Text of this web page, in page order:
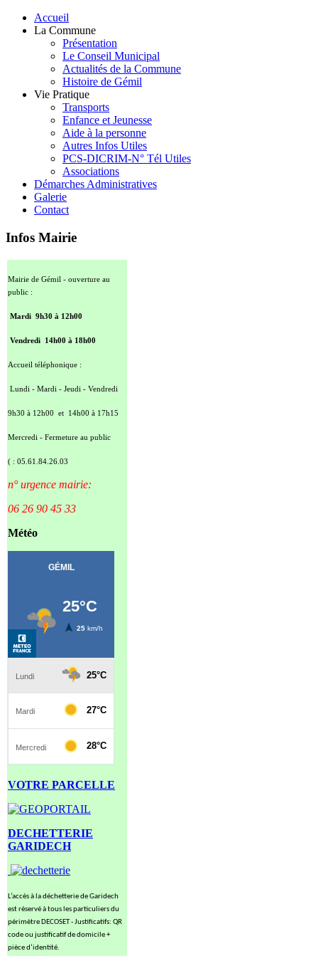
Accueil
La Commune
Présentation
Le Conseil Municipal
Actualités de la Commune
Histoire de Gémil
Vie Pratique
Transports
Enfance et Jeunesse
Aide à la personne
Autres Infos Utiles
PCS-DICRIM-N° Tél Utiles
Associations
Démarches Administratives
Galerie
Contact
Infos Mairie
Mairie de Gémil - ouverture au
public :
Mardi 9h30 à 12h00
Vendredi 14h00 à 18h00
Accueil téléphonique :
Lundi - Mardi - Jeudi - Vendredi
9h30 à 12h00 et 14h00 à 17h15
Mercredi - Fermeture au public
( : 05.61.84.26.03
n° urgence mairie:
06 26 90 45 33
Météo
VOTRE PARCELLE
DECHETTERIE
GARIDECH
L’accès à la déchetterie de Garidech
est réservé à tous les particuliers du
périmètre DECOSET - Justificatifs: QR
code ou justificatif de domicile +
pièce d’identité.